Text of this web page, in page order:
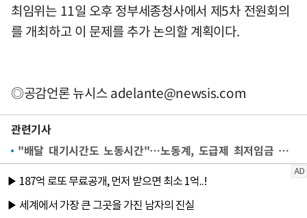
최임위는 11일 오후 정부세종청사에서 제5차 전원회의
를 개최하고 이 문제를 추가 논의할 계획이다.
◎공감언론 뉴시스adelante@newsis.com
관련기사
"배달 대기시간도 노동시간"…노동계, 도급제 최저임금 산식 제시